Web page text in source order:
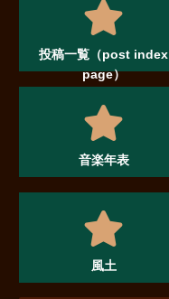
投稿一覧（post index
page）
音楽年表
風土